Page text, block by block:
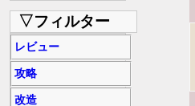
▽フィルター
レビュー
攻略
改造